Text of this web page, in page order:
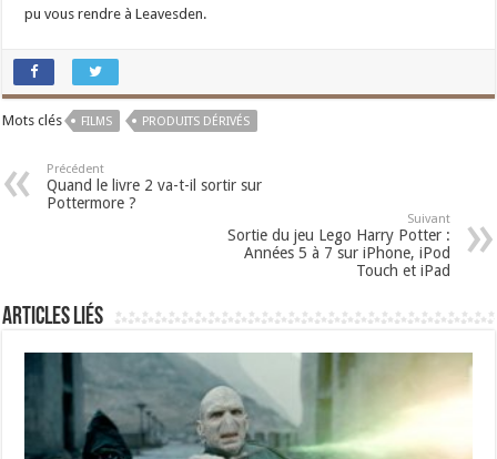
pu vous rendre à Leavesden.
Mots clés FILMS PRODUITS DÉRIVÉS
Précédent
Quand le livre 2 va-t-il sortir sur
Pottermore ?
Suivant
Sortie du jeu Lego Harry Potter :
Années 5 à 7 sur iPhone, iPod
Touch et iPad
Articles liés